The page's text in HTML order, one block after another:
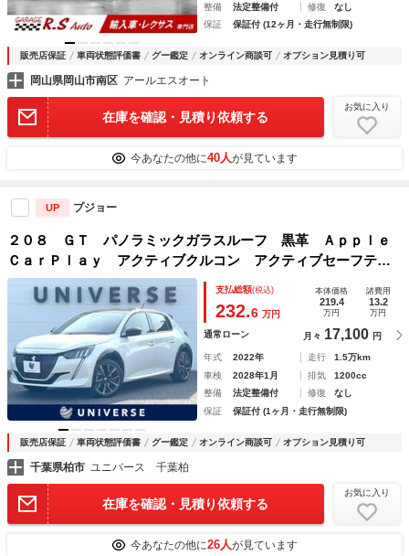
整備
法定整備付 修復
なし
保証
保証付 (12ヶ月・走行無制限)
販売店保証 車両状態評価書 グー鑑定 オンライン商談可 オプション見積り可
岡山県岡山市南区 アールエスオート
在庫を確認・見積り依頼する
お気に入り
今あなたの他に40人が見ています
UP プジョー
２０８ ＧＴ パノラミックガラスルーフ 黒革 Ａｐｐｌｅ
ＣａｒＰｌａｙ アクティブクルコン アクティブセーフティ
ブレーキ シートヒーター プライバシーガラス ＬＥＤヘッ
ドランプ 純正１７インチＡＷ ＥＴＣ 禁煙車
支払総額(税込)
232.6 万円
本体価格
219.4
万円
諸費用
13.2
万円
通常ローン 月々 17,100 円
年式 2022年 走行
1.5万km
車検
2028年1月 排気
1200cc
整備
法定整備付 修復
なし
保証
保証付 (1ヶ月・走行無制限)
販売店保証 車両状態評価書 グー鑑定 オンライン商談可 オプション見積り可
千葉県柏市 ユニバース 千葉柏
在庫を確認・見積り依頼する
お気に入り
今あなたの他に26人が見ています